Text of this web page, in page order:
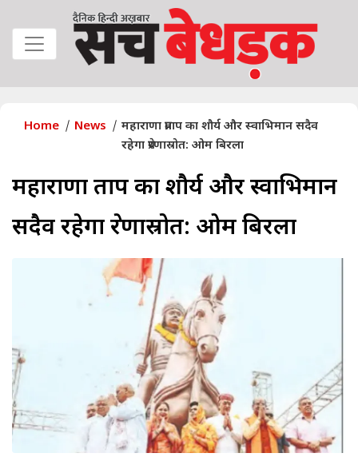
Home News
महाराणा प्रताप का शौर्य और स्वाभिमान सदैव
रहेगा प्रेरणास्रोत: ओम बिरला
महाराणा प्रताप का शौर्य और स्वाभिमान
सदैव रहेगा प्रेरणास्रोत: ओम बिरला